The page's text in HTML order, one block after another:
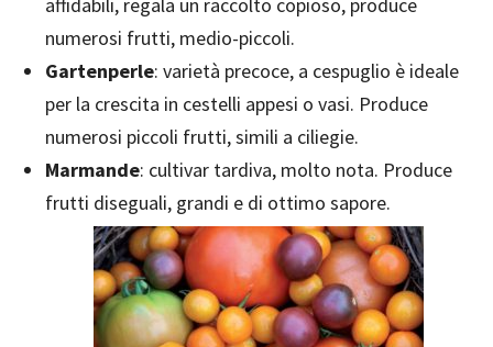
affidabili, regala un raccolto copioso, produce
numerosi frutti, medio-piccoli.
Gartenperle: varietà precoce, a cespuglio è ideale
per la crescita in cestelli appesi o vasi. Produce
numerosi piccoli frutti, simili a ciliegie.
Marmande: cultivar tardiva, molto nota. Produce
frutti diseguali, grandi e di ottimo sapore.